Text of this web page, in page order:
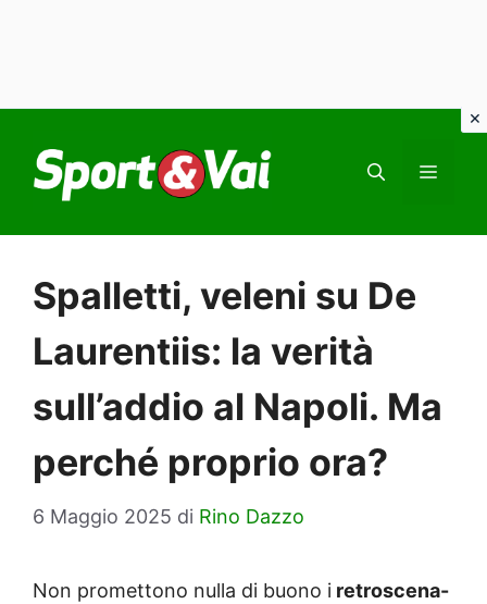
contenuto
Spalletti, veleni su De
Laurentiis: la verità
sull’addio al Napoli. Ma
perché proprio ora?
6 Maggio 2025 di Rino Dazzo
Non promettono nulla di buono i retroscena-